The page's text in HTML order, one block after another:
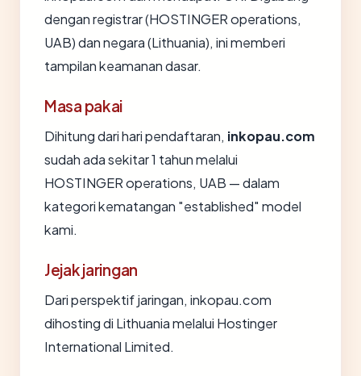
dengan registrar (HOSTINGER operations,
UAB) dan negara (Lithuania), ini memberi
tampilan keamanan dasar.
Masa pakai
Dihitung dari hari pendaftaran, inkopau.com
sudah ada sekitar 1 tahun melalui
HOSTINGER operations, UAB — dalam
kategori kematangan "established" model
kami.
Jejak jaringan
Dari perspektif jaringan, inkopau.com
dihosting di Lithuania melalui Hostinger
International Limited.